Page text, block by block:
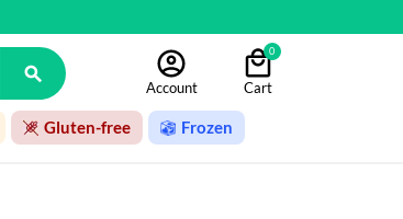

Account
0
Cart
Gluten-free Frozen